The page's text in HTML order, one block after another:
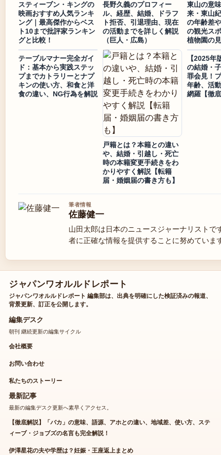
スティーブン・キングの
映画おすすめ人気ランキ
ング｜最高傑作からベス
ト10まで批評家ランキン
グと比較！
長野久義のプロフィー
ル、経歴、結婚、ドラフ
ト拒否、引退理由、現在
の活動までを詳しく解説
（巨人・広島）
東山の意
来・東山
の年齢差
の観光ス
植物園の
テーブルマナー完全ガイ
ド：基本から実践ステッ
プまでカトラリーとナプ
キンの使い方、和食と洋
食の違い、NG行為を解説
戸籍とは？本籍との違い
や、結婚・引越し・死亡
時の本籍変更手続きをわ
かりやすく解説【転籍
届・婚姻届の書き方も】
【2025年
の結婚・
罪会見！
年齢、活
網羅【徹
筆者情報
佐藤健一
山田太郎は日本のニュースジャーナリスト
者に正確な情報を提供することに努めていま
ジャパンワオルルドレポート
ジャパンワオルルドレポート 編集部は、出典を明確にした検証済みの報道、
背景更新、訂正を公開します。
編集デスク
朝刊 継続更新の編集サイクル
会社概要
お問い合わせ
私たちのストーリー
最新記事
最新の編集デスク更新へ素早くアクセス。
【徹底解説】「バカ」の意味、語源、アホとの違い、地域差、使い方、ステ
ィーブ・ジョブズの名言も完全解説！
伊澤星花の夫や学歴は？妊娠・王座返上まとめ